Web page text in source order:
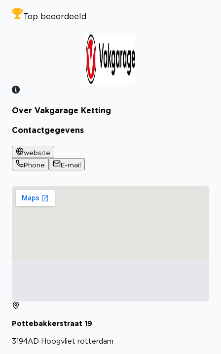
Top beoordeeld
Bekijk certificaat
Over Vakgarage Ketting
Contactgegevens
website
Phone
E-mail
Pottebakkerstraat 19
3194AD Hoogvliet rotterdam